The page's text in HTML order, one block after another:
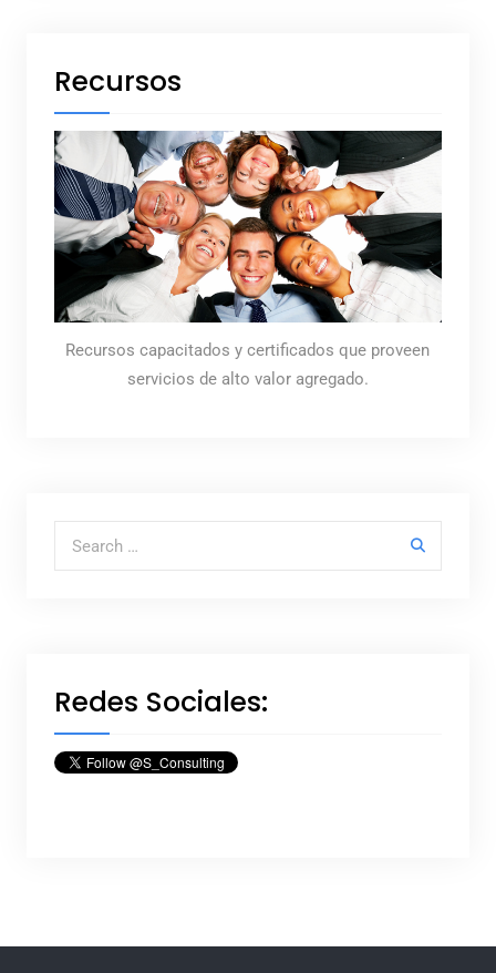
Recursos
Recursos capacitados y certificados que proveen
servicios de alto valor agregado.
Search for:
Redes Sociales: